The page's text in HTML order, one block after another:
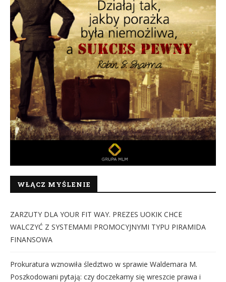
WŁĄCZ MYŚLENIE
ZARZUTY DLA YOUR FIT WAY. PREZES UOKIK CHCE
WALCZYĆ Z SYSTEMAMI PROMOCYJNYMI TYPU PIRAMIDA
FINANSOWA
Prokuratura wznowiła śledztwo w sprawie Waldemara M.
Poszkodowani pytają: czy doczekamy się wreszcie prawa i